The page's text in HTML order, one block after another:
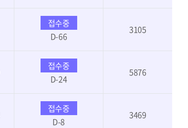
접수중
D-66
3105
접수중
D-24
5876
접수중
D-8
3469